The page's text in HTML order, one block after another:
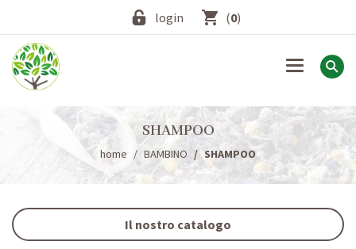
login (0)
Toggle
SHAMPOO
home BAMBINO SHAMPOO
Il nostro catalogo